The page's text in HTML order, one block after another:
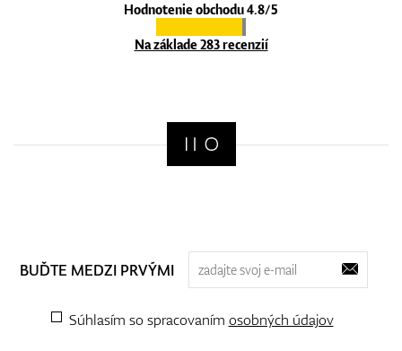
Hodnotenie obchodu 4.8/5
Na základe 283 recenzií
BUĎTE MEDZI PRVÝMI
Súhlasím so spracovaním osobných údajov